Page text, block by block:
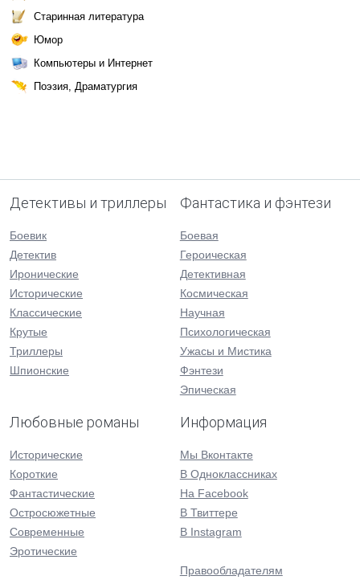
Старинная литература
Юмор
Компьютеры и Интернет
Поэзия, Драматургия
Детективы и триллеры
Боевик
Детектив
Иронические
Исторические
Классические
Крутые
Триллеры
Шпионские
Фантастика и фэнтези
Боевая
Героическая
Детективная
Космическая
Научная
Психологическая
Ужасы и Мистика
Фэнтези
Эпическая
Любовные романы
Исторические
Короткие
Фантастические
Остросюжетные
Современные
Эротические
Информация
Мы Вконтакте
В Одноклассниках
На Facebook
В Твиттере
В Instagram
Правообладателям